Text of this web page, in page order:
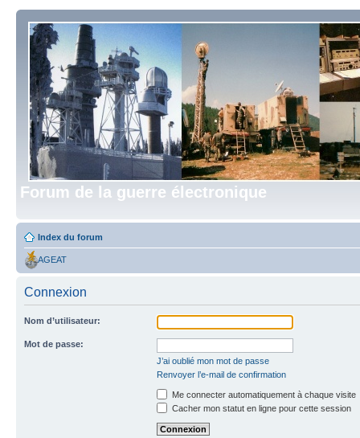
Forum de la guerre électronique
Index du forum
AGEAT
Connexion
Nom d’utilisateur:
Mot de passe:
J’ai oublié mon mot de passe
Renvoyer l’e-mail de confirmation
Me connecter automatiquement à chaque visite
Cacher mon statut en ligne pour cette session